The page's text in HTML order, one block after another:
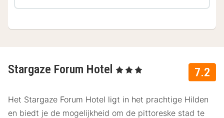
7.2
Stargaze Forum Hotel , 3 Sterren
Het Stargaze Forum Hotel ligt in het prachtige Hilden
en biedt je de mogelijkheid om de pittoreske stad te